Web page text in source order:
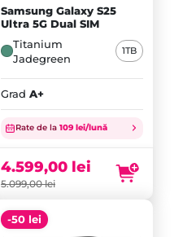
Samsung Galaxy S25
Ultra 5G Dual SIM
Titanium
Jadegreen
1TB
Grad A+
Rate de la 109 lei/lună
5.099,00lei
Prețul
inițial
fost:
5.099,00 lei.
4.599,00 lei
Prețul
este:
4.599,00 lei.
-50 lei